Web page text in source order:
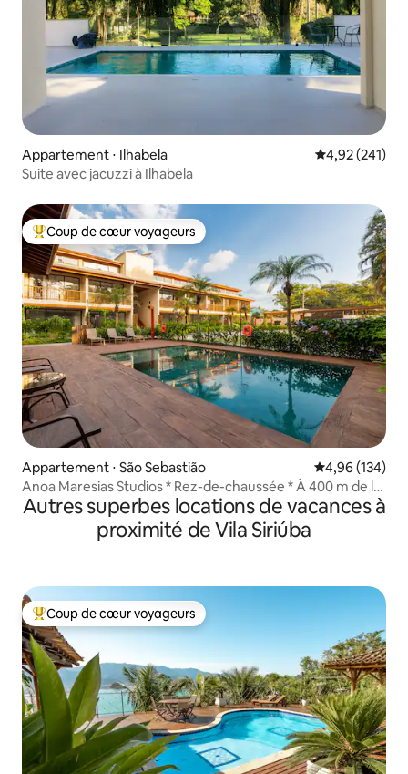
Appartement ⋅ Ilhabela Évaluation
4,92 (241)
Suite avec jacuzzi à Ilhabela
Coups de cœur voyageurs les plus appréciés
Coup de cœur voyageurs
Appartement ⋅ São Sebastião Évaluation
4,96 (134)
Anoa Maresias Studios * Rez-de-chaussée * À 400 m de la
plage
Autres superbes locations de vacances à
proximité de Vila Siriúba
Coups de cœur voyageurs les plus appréciés
Coup de cœur voyageurs